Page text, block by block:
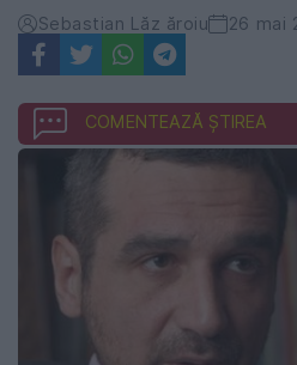
Sebastian Lăz ăroiu 26 mai
COMENTEAZĂ ȘTIREA